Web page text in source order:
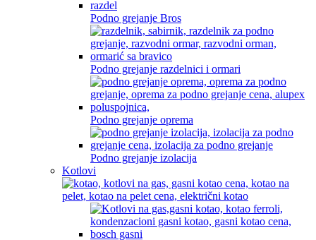
Podno grejanje Bros
Podno grejanje razdelnici i ormari
Podno grejanje oprema
Podno grejanje izolacija
Kotlovi